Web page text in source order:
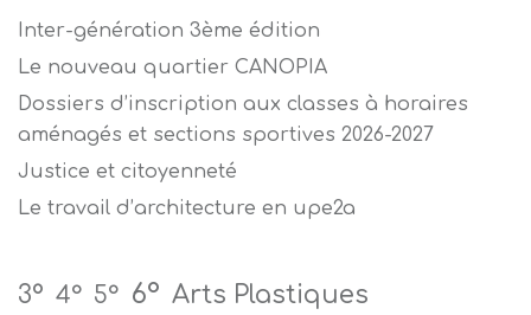
Inter-génération 3ème édition
Le nouveau quartier CANOPIA
Dossiers d’inscription aux classes à horaires
aménagés et sections sportives 2026-2027
Justice et citoyenneté
Le travail d’architecture en upe2a
3° 4° 5° 6° Arts Plastiques